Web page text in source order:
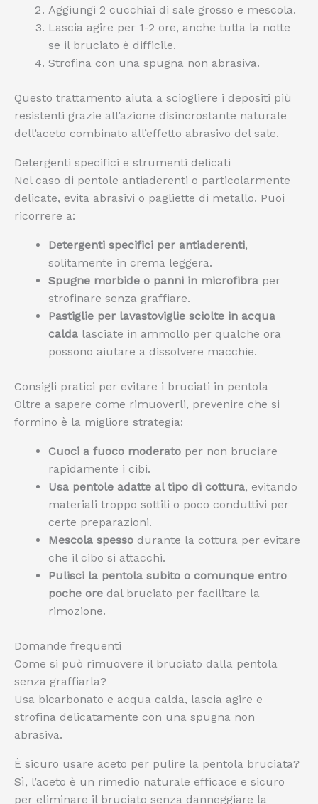
Aggiungi 2 cucchiai di sale grosso e mescola.
Lascia agire per 1-2 ore, anche tutta la notte
se il bruciato è difficile.
Strofina con una spugna non abrasiva.
Questo trattamento aiuta a sciogliere i depositi più
resistenti grazie all’azione disincrostante naturale
dell’aceto combinato all’effetto abrasivo del sale.
Detergenti specifici e strumenti delicati
Nel caso di pentole antiaderenti o particolarmente
delicate, evita abrasivi o pagliette di metallo. Puoi
ricorrere a:
Detergenti specifici per antiaderenti,
solitamente in crema leggera.
Spugne morbide o panni in microfibra per
strofinare senza graffiare.
Pastiglie per lavastoviglie sciolte in acqua
calda lasciate in ammollo per qualche ora
possono aiutare a dissolvere macchie.
Consigli pratici per evitare i bruciati in pentola
Oltre a sapere come rimuoverli, prevenire che si
formino è la migliore strategia:
Cuoci a fuoco moderato per non bruciare
rapidamente i cibi.
Usa pentole adatte al tipo di cottura, evitando
materiali troppo sottili o poco conduttivi per
certe preparazioni.
Mescola spesso durante la cottura per evitare
che il cibo si attacchi.
Pulisci la pentola subito o comunque entro
poche ore dal bruciato per facilitare la
rimozione.
Domande frequenti
Come si può rimuovere il bruciato dalla pentola
senza graffiarla?
Usa bicarbonato e acqua calda, lascia agire e
strofina delicatamente con una spugna non
abrasiva.
È sicuro usare aceto per pulire la pentola bruciata?
Sì, l’aceto è un rimedio naturale efficace e sicuro
per eliminare il bruciato senza danneggiare la